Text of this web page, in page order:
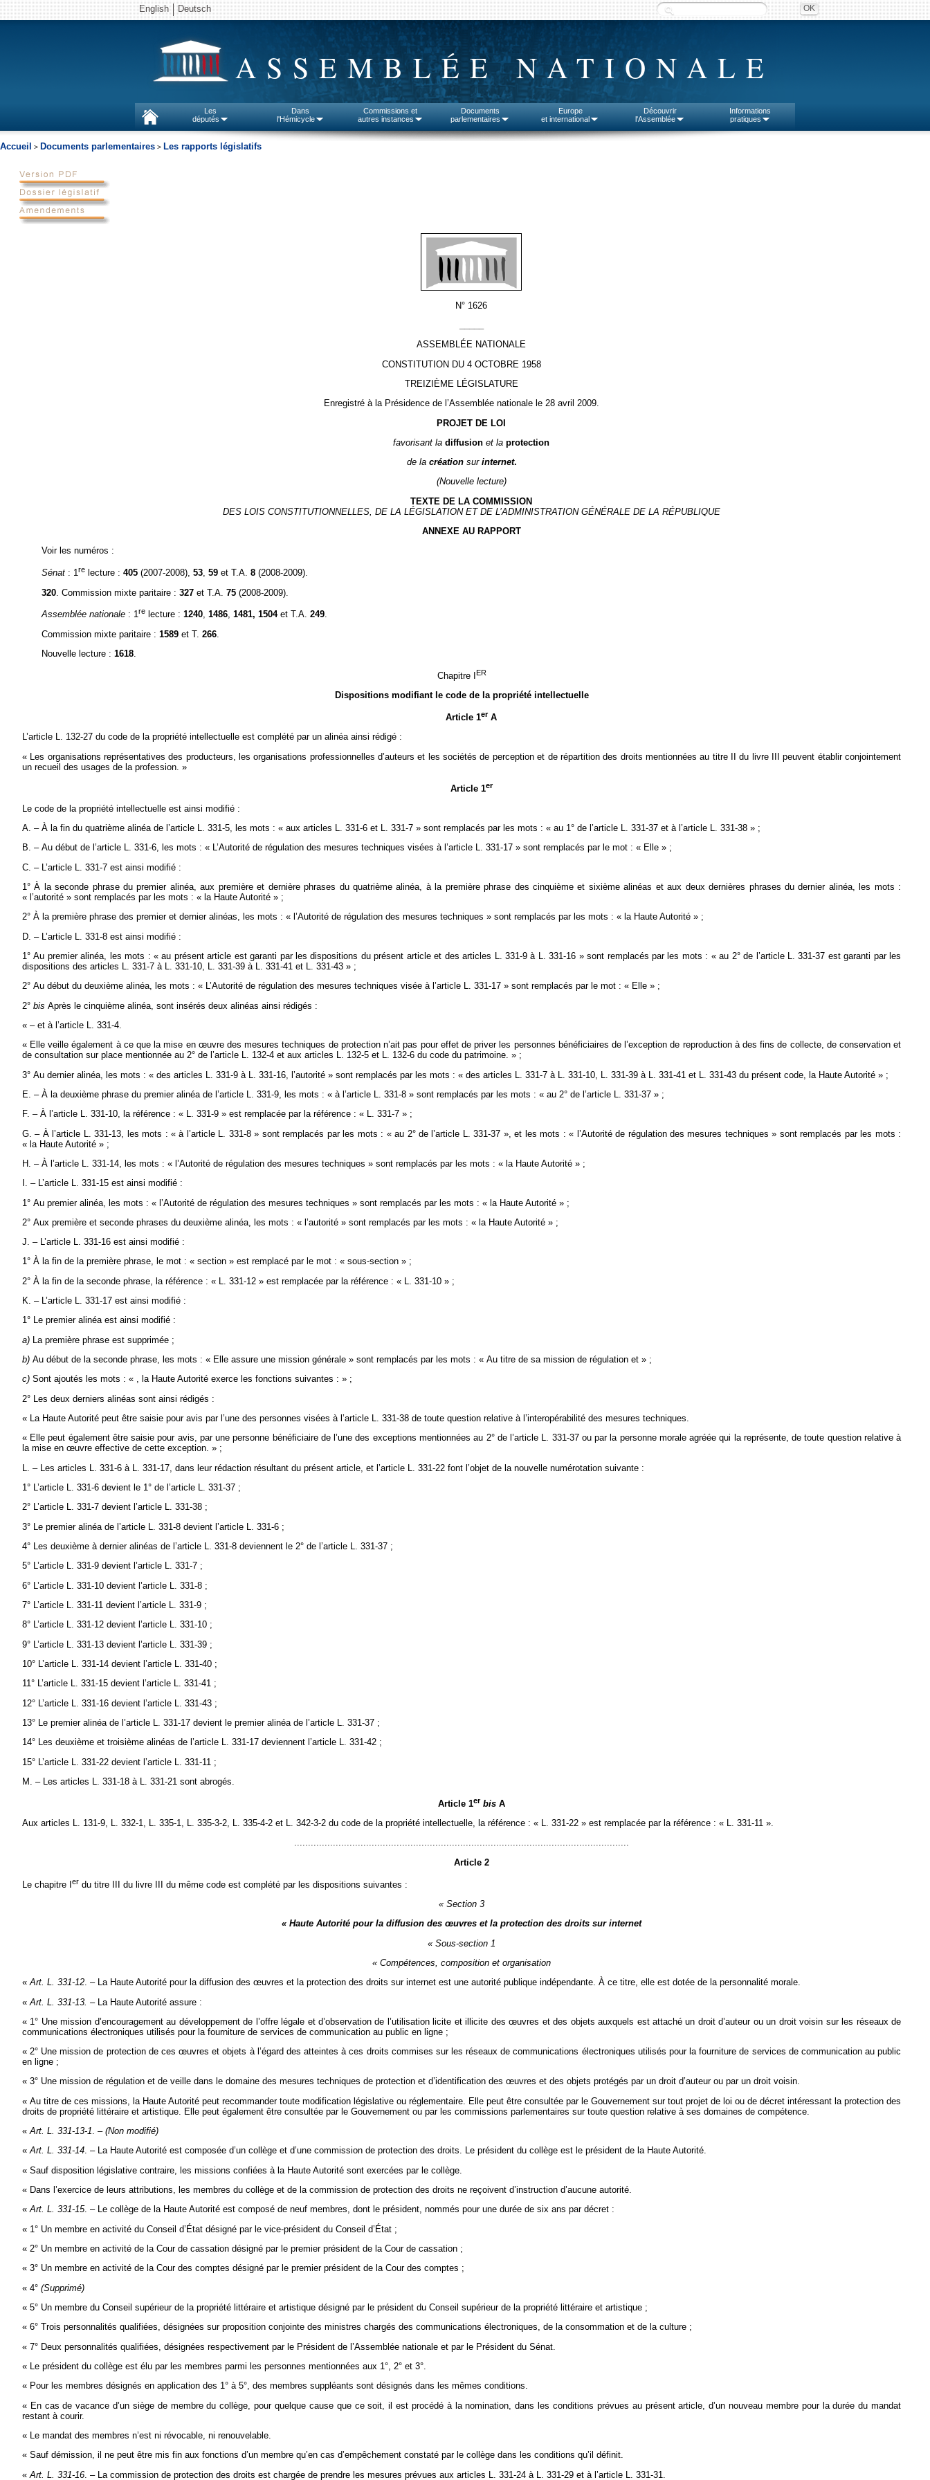
English Deutsch
ASSEMBLÉE NATIONALE
Les
députés
Dans
l'Hémicycle
Commissions et
autres instances
Documents
parlementaires
Europe
et international
Découvrir
l'Assemblée
Informations
pratiques
Accueil > Documents parlementaires > Les rapports législatifs
N° 1626
ASSEMBLÉE NATIONALE
CONSTITUTION DU 4 OCTOBRE 1958
TREIZIÈME LÉGISLATURE
Enregistré à la Présidence de l’Assemblée nationale le 28 avril 2009.
PROJET DE LOI
favorisant la diffusion et la protection
de la créationsur internet.
(Nouvelle lecture)
TEXTE DE LA COMMISSION
DES LOIS CONSTITUTIONNELLES, DE LA LÉGISLATION ET DE L’ADMINISTRATION GÉNÉRALE DE LA RÉPUBLIQUE
ANNEXE AU RAPPORT
Voir les numéros :
Sénat : 1relecture : 405 (2007-2008), 53, 59et T.A. 8 (2008-2009).
320. Commission mixte paritaire : 327et T.A. 75(2008-2009).
Assemblée nationale : 1relecture : 1240, 1486, 1481, 1504et T.A. 249.
Commission mixte paritaire : 1589et T. 266.
Nouvelle lecture : 1618.
Chapitre I ER
Dispositions modifiant le code de la propriété intellectuelle
Article 1er A
L’article L. 132-27 du code de la propriété intellectuelle est complété par un alinéa ainsi rédigé :
« Les organisations représentatives des producteurs, les organisations professionnelles d’auteurs et les sociétés de perception et de répartition des droits mentionnées au titre II du livre III peuvent établir conjointement
un recueil des usages de la profession. »
Article 1er
Le code de la propriété intellectuelle est ainsi modifié :
A. – À la fin du quatrième alinéa de l’article L. 331-5, les mots : « aux articles L. 331-6 et L. 331-7 » sont remplacés par les mots : « au 1° de l’article L. 331-37 et à l’article L. 331-38 » ;
B. – Au début de l’article L. 331-6, les mots : « L’Autorité de régulation des mesures techniques visées à l’article L. 331-17 » sont remplacés par le mot : « Elle » ;
C. – L’article L. 331-7 est ainsi modifié :
1° À la seconde phrase du premier alinéa, aux première et dernière phrases du quatrième alinéa, à la première phrase des cinquième et sixième alinéas et aux deux dernières phrases du dernier alinéa, les mots :
« l’autorité » sont remplacés par les mots : « la Haute Autorité » ;
2° À la première phrase des premier et dernier alinéas, les mots : « l’Autorité de régulation des mesures techniques » sont remplacés par les mots : « la Haute Autorité » ;
D. – L’article L. 331-8 est ainsi modifié :
1° Au premier alinéa, les mots : « au présent article est garanti par les dispositions du présent article et des articles L. 331-9 à L. 331-16 » sont remplacés par les mots : « au 2° de l’article L. 331-37 est garanti par les
dispositions des articles L. 331-7 à L. 331-10, L. 331-39 à L. 331-41 et L. 331-43 » ;
2° Au début du deuxième alinéa, les mots : « L’Autorité de régulation des mesures techniques visée à l’article L. 331-17 » sont remplacés par le mot : « Elle » ;
2° bis Après le cinquième alinéa, sont insérés deux alinéas ainsi rédigés :
« – et à l’article L. 331-4.
« Elle veille également à ce que la mise en œuvre des mesures techniques de protection n’ait pas pour effet de priver les personnes bénéficiaires de l’exception de reproduction à des fins de collecte, de conservation et
de consultation sur place mentionnée au 2° de l’article L. 132-4 et aux articles L. 132-5 et L. 132-6 du code du patrimoine. » ;
3° Au dernier alinéa, les mots : « des articles L. 331-9 à L. 331-16, l’autorité » sont remplacés par les mots : « des articles L. 331-7 à L. 331-10, L. 331-39 à L. 331-41 et L. 331-43 du présent code, la Haute Autorité » ;
E. – À la deuxième phrase du premier alinéa de l’article L. 331-9, les mots : « à l’article L. 331-8 » sont remplacés par les mots : « au 2° de l’article L. 331-37 » ;
F. – À l’article L. 331-10, la référence : « L. 331-9 » est remplacée par la référence : « L. 331-7 » ;
G. – À l’article L. 331-13, les mots : « à l’article L. 331-8 » sont remplacés par les mots : « au 2° de l’article L. 331-37 », et les mots : « l’Autorité de régulation des mesures techniques » sont remplacés par les mots :
« la Haute Autorité » ;
H. – À l’article L. 331-14, les mots : « l’Autorité de régulation des mesures techniques » sont remplacés par les mots : « la Haute Autorité » ;
I. – L’article L. 331-15 est ainsi modifié :
1° Au premier alinéa, les mots : « l’Autorité de régulation des mesures techniques » sont remplacés par les mots : « la Haute Autorité » ;
2° Aux première et seconde phrases du deuxième alinéa, les mots : « l’autorité » sont remplacés par les mots : « la Haute Autorité » ;
J. – L’article L. 331-16 est ainsi modifié :
1° À la fin de la première phrase, le mot : « section » est remplacé par le mot : « sous-section » ;
2° À la fin de la seconde phrase, la référence : « L. 331-12 » est remplacée par la référence : « L. 331-10 » ;
K. – L’article L. 331-17 est ainsi modifié :
1° Le premier alinéa est ainsi modifié :
a)
La première phrase est supprimée ;
b)Au début de la seconde phrase, les mots : « Elle assure une mission générale » sont remplacés par les mots : « Au titre de sa mission de régulation et » ;
c) Sont ajoutés les mots : « , la Haute Autorité exerce les fonctions suivantes : » ;
2° Les deux derniers alinéas sont ainsi rédigés :
« La Haute Autorité peut être saisie pour avis par l’une des personnes visées à l’article L. 331-38 de toute question relative à l’interopérabilité des mesures techniques.
« Elle peut également être saisie pour avis, par une personne bénéficiaire de l’une des exceptions mentionnées au 2° de l’article L. 331-37 ou par la personne morale agréée qui la représente, de toute question relative à
la mise en œuvre effective de cette exception. » ;
L. – Les articles L. 331-6 à L. 331-17, dans leur rédaction résultant du présent article, et l’article L. 331-22 font l’objet de la nouvelle numérotation suivante :
1° L’article L. 331-6 devient le 1° de l’article L. 331-37 ;
2° L’article L. 331-7 devient l’article L. 331-38 ;
3° Le premier alinéa de l’article L. 331-8 devient l’article L. 331-6 ;
4° Les deuxième à dernier alinéas de l’article L. 331-8 deviennent le 2° de l’article L. 331-37 ;
5° L’article L. 331-9 devient l’article L. 331-7 ;
6° L’article L. 331-10 devient l’article L. 331-8 ;
7° L’article L. 331-11 devient l’article L. 331-9 ;
8° L’article L. 331-12 devient l’article L. 331-10 ;
9° L’article L. 331-13 devient l’article L. 331-39 ;
10° L’article L. 331-14 devient l’article L. 331-40 ;
11° L’article L. 331-15 devient l’article L. 331-41 ;
12° L’article L. 331-16 devient l’article L. 331-43 ;
13° Le premier alinéa de l’article L. 331-17 devient le premier alinéa de l’article L. 331-37 ;
14° Les deuxième et troisième alinéas de l’article L. 331-17 deviennent l’article L. 331-42 ;
15° L’article L. 331-22 devient l’article L. 331-11 ;
M. – Les articles L. 331-18 à L. 331-21 sont abrogés.
Article 1er bisA
Aux articles L. 131-9, L. 332-1, L. 335-1, L. 335-3-2, L. 335-4-2 et L. 342-3-2 du code de la propriété intellectuelle, la référence : « L. 331-22 » est remplacée par la référence : « L. 331-11 ».
.........................................................................................................................
Article 2
Le chapitre Ierdu titre III du livre III du même code est complété par les dispositions suivantes :
« Section 3
« Haute Autorité pour la diffusion des œuvres et la protection des droits sur internet
« Sous-section 1
« Compétences, composition et organisation
«Art. L. 331-12. – La Haute Autorité pour la diffusion des œuvres et la protection des droits sur internet est une autorité publique indépendante. À ce titre, elle est dotée de la personnalité morale.
« Art. L. 331-13. –La Haute Autorité assure :
« 1° Une mission d’encouragement au développement de l’offre légale et d’observation de l’utilisation licite et illicite desœuvres et des objets auxquels est attaché un droit d’auteur ou un droit voisin sur les réseaux de
communications électroniques utilisés pour la fourniture de services de communication au public en ligne ;
« 2° Une mission de protection de cesœuvres et objets à l’égard des atteintes à ces droits commises sur les réseaux de communications électroniques utilisés pour la fourniture de services de communication au public
en ligne ;
« 3° Une mission de régulation et de veille dans le domaine des mesures techniques de protection et d’identification des œuvres et des objets protégés par un droit d’auteur ou par un droit voisin.
« Au titre de ces missions, la Haute Autorité peut recommander toute modification législative ou réglementaire. Elle peut être consultée par le Gouvernement sur tout projet de loi ou de décret intéressant la protection des
droits de propriété littéraire et artistique. Elle peut également être consultée par le Gouvernement ou par les commissions parlementaires sur toute question relative à ses domaines de compétence.
«Art. L. 331-13-1. – (Non modifié)
«Art. L. 331-14. – La Haute Autorité est composée d’un collège et d’une commission de protection des droits. Le président du collège est le président de la Haute Autorité.
« Sauf disposition législative contraire, les missions confiées à la Haute Autorité sont exercées par le collège.
« Dans l’exercice de leurs attributions, les membres du collège et de la commission de protection des droits ne reçoivent d’instruction d’aucune autorité.
«Art. L. 331-15. – Le collège de la Haute Autorité est composé de neuf membres, dont le président, nommés pour une durée de six ans par décret :
« 1° Un membre en activité du Conseil d’État désigné par le vice-président du Conseil d’État ;
« 2° Un membre en activité de la Cour de cassation désigné par le premier président de la Cour de cassation ;
« 3° Un membre en activité de la Cour des comptes désigné par le premier président de la Cour des comptes ;
« 4° (Supprimé)
« 5° Un membre du Conseil supérieur de la propriété littéraire et artistique désigné par le président du Conseil supérieur de la propriété littéraire et artistique ;
« 6° Trois personnalités qualifiées, désignées sur proposition conjointe des ministres chargés des communications électroniques, de la consommation et de la culture ;
« 7° Deux personnalités qualifiées, désignées respectivement par le Président de l’Assemblée nationale et par le Président du Sénat.
« Le président du collège est élu par les membres parmi les personnes mentionnées aux 1°, 2° et 3°.
« Pour les membres désignés en application des 1° à 5°, des membres suppléants sont désignés dans les mêmes conditions.
« En cas de vacance d’un siège de membre du collège, pour quelque cause que ce soit, il est procédé à la nomination, dans les conditions prévues au présent article, d’un nouveau membre pour la durée du mandat
restant à courir.
« Le mandat des membres n’est ni révocable, ni renouvelable.
« Sauf démission, il ne peut être mis fin aux fonctions d’un membre qu’en cas d’empêchement constaté par le collège dans les conditions qu’il définit.
« Art. L. 331-16. – La commission de protection des droits est chargée de prendre les mesures prévues aux articles L. 331-24 à L. 331-29 et à l’article L. 331-31.